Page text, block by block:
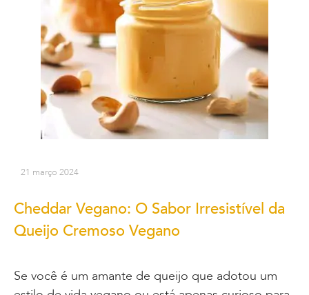
21 março 2024
Cheddar Vegano: O Sabor Irresistível da
Queijo Cremoso Vegano
Se você é um amante de queijo que adotou um